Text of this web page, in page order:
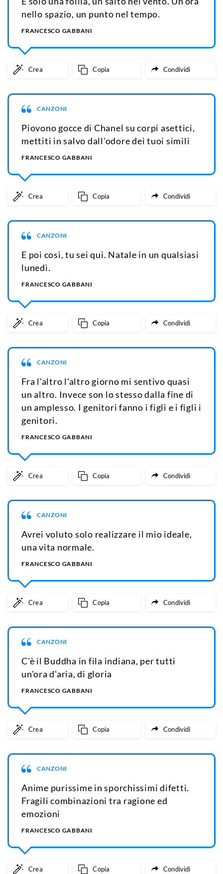
nello spazio, un punto nel tempo.
FRANCESCO GABBANI
Crea Copia Condividi
CANZONI
Piovono gocce di Chanel su corpi asettici,
mettiti in salvo dall'odore dei tuoi simili
FRANCESCO GABBANI
Crea Copia Condividi
CANZONI
E poi così, tu sei qui. Natale in un qualsiasi
lunedì.
FRANCESCO GABBANI
Crea Copia Condividi
CANZONI
Fra l'altro l'altro giorno mi sentivo quasi
un altro. Invece son lo stesso dalla fine di
un amplesso. I genitori fanno i figli e i figli i
genitori.
FRANCESCO GABBANI
Crea Copia Condividi
CANZONI
Avrei voluto solo realizzare il mio ideale,
una vita normale.
FRANCESCO GABBANI
Crea Copia Condividi
CANZONI
C'è il Buddha in fila indiana, per tutti
un'ora d'aria, di gloria
FRANCESCO GABBANI
Crea Copia Condividi
CANZONI
Anime purissime in sporchissimi difetti.
Fragili combinazioni tra ragione ed
emozioni
FRANCESCO GABBANI
Crea Copia Condividi